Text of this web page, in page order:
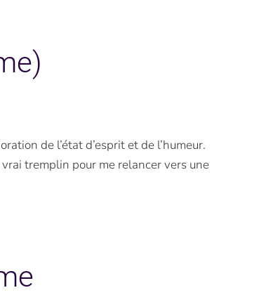
de l’état d’esprit et de l’humeur.
tremplin pour me relancer vers une